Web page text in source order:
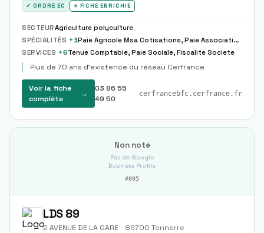
✓ ORDRE EC ⭐ FICHE ENRICHIE
SECTEURAgriculture polyculture
SPÉCIALITÉS + 1
Paie Agricole Msa Cotisations, Paie Associations Loi 1901 Specifique
SERVICES +6Tenue Comptable, Paie Sociale, Fiscalite Societe
Plus de 70 ans d'existence du réseau Cerfrance
Voir la fiche
complète
→
03 86 55
49 50
cerfrancebfc.cerfrance.fr
Non noté
Pas de Google
Business Profile
#005
LDS 89
2 AVENUE DE LA GARE · 89700 Tonnerre